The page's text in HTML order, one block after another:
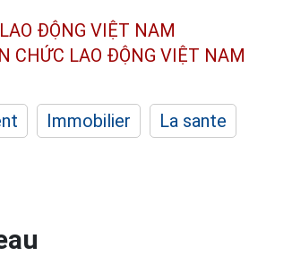
LAO ĐỘNG VIỆT NAM
CHỨC LAO ĐỘNG VIỆT NAM
Immobilier
La sante